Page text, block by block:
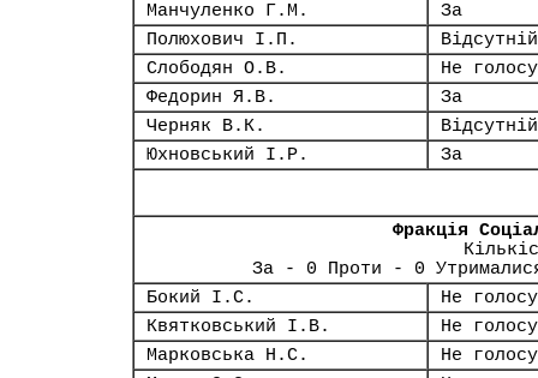
Манчуленко Г.М.
За
Полюхович І.П.
Відсутній
Слободян О.В.
Не
Федорин Я.В.
За
Черняк В.К.
Відсутній
Юхновський І.Р.
За
Фракція
За - 0 Проти - 0
Бокий І.С.
Не
Квятковський І.В.
Не
Марковська Н.С.
Не